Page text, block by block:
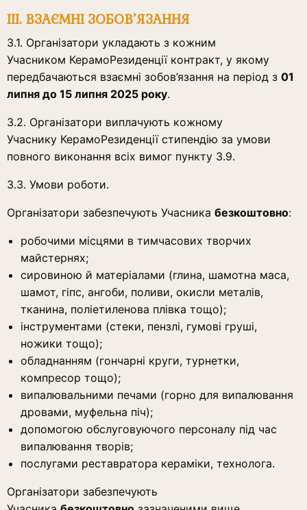
III. ВЗАЄМНІ ЗОБОВ’ЯЗАННЯ
3.1. Організатори укладають з кожним
Учасником КерамоРезиденції контракт, у якому
передбачаються взаємні зобов’язання на період з 01
липня до 15 липня 2025 року.
3.2. Організатори виплачують кожному
Учаснику КерамоРезиденції стипендію за умови
повного виконання всіх вимог пункту 3.9.
3.3. Умови роботи.
Організатори забезпечують Учасника безкоштовно:
робочими місцями в тимчасових творчих
майстернях;
сировиною й матеріалами (глина, шамотна маса,
шамот, гіпс, ангоби, поливи, окисли металів,
тканина, поліетиленова плівка тощо);
інструментами (стеки, пензлі, гумові груші,
ножики тощо);
обладнанням (гончарні круги, турнетки,
компресор тощо);
випалювальними печами (горно для випалювання
дровами, муфельна піч);
допомогою обслуговуючого персоналу під час
випалювання творів;
послугами реставратора кераміки, технолога.
Організатори забезпечують